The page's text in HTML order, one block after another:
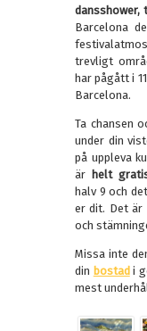
dansshower,
Barcelona
trevligt
har pågått i
Barcelona.
Ta chansen
under din
på uppleva
är helt
halv 9 och
er dit. Det är
och
Missa inte
din bostad i
mest